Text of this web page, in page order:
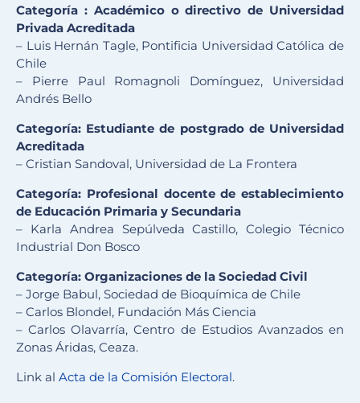
Categoría : Académico o directivo de Universidad
Privada Acreditada
– Luis Hernán Tagle, Pontificia Universidad Católica de
Chile
– Pierre Paul Romagnoli Domínguez, Universidad
Andrés Bello
Categoría: Estudiante de postgrado de Universidad
Acreditada
– Cristian Sandoval, Universidad de La Frontera
Categoría: Profesional docente de establecimiento
de Educación Primaria y Secundaria
– Karla Andrea Sepúlveda Castillo, Colegio Técnico
Industrial Don Bosco
Categoría: Organizaciones de la Sociedad Civil
– Jorge Babul, Sociedad de Bioquímica de Chile
– Carlos Blondel, Fundación Más Ciencia
– Carlos Olavarría, Centro de Estudios Avanzados en
Zonas Áridas, Ceaza.
Link al Acta de la Comisión Electoral.